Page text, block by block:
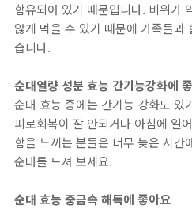
함유되어 있기 때문입니다. 비위가
않게 먹을 수 있기 때문에 가족들과
습니다.
순대열량 성분 효능 간기능강화에
순대 효능 중에는 간기능 강화도 있
피로회복이 잘 안되거나 아침에 일
함을 느끼는 분들은 너무 늦은 시간
순대를 드셔 보세요.
순대 효능 중금속 해독에 좋아요